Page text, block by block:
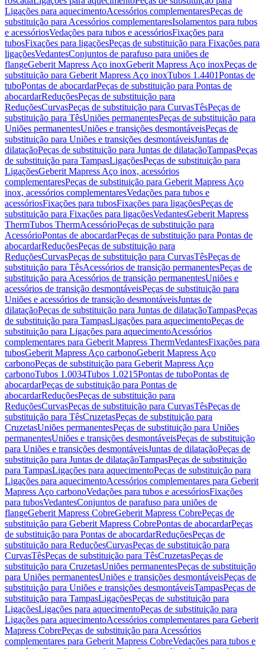
Ligações para aquecimentoAcessórios complementaresPeças de
substituição para Acessórios complementaresIsolamentos para tubos
e acessóriosVedações para tubos e acessóriosFixações para
tubosFixações para ligaçõesPeças de substituição para Fixações para
ligaçõesVedantesConjuntos de parafuso para uniões de
flangeGeberit Mapress Aço inoxGeberit Mapress Aço inoxPeças de
substituição para Geberit Mapress Aço inoxTubos 1.4401Pontas de
tuboPontas de abocardarPeças de substituição para Pontas de
abocardarReduçõesPeças de substituição para
ReduçõesCurvasPeças de substituição para CurvasTêsPeças de
substituição para TêsUniões permanentesPeças de substituição para
Uniões permanentesUniões e transições desmontáveisPeças de
substituição para Uniões e transições desmontáveisJuntas de
dilataçãoPeças de substituição para Juntas de dilataçãoTampasPeças
de substituição para TampasLigaçõesPeças de substituição para
LigaçõesGeberit Mapress Aço inox, acessórios
complementaresPeças de substituição para Geberit Mapress Aço
inox, acessórios complementaresVedações para tubos e
acessóriosFixações para tubosFixações para ligaçõesPeças de
substituição para Fixações para ligaçõesVedantesGeberit Mapress
ThermTubos ThermAcessórioPeças de substituição para
AcessórioPontas de abocardarPeças de substituição para Pontas de
abocardarReduçõesPeças de substituição para
ReduçõesCurvasPeças de substituição para CurvasTêsPeças de
substituição para TêsAcessórios de transição permanentesPeças de
substituição para Acessórios de transição permanentesUniões e
acessórios de transição desmontáveisPeças de substituição para
Uniões e acessórios de transição desmontáveisJuntas de
dilataçãoPeças de substituição para Juntas de dilataçãoTampasPeças
de substituição para TampasLigações para aquecimentoPeças de
substituição para Ligações para aquecimentoAcessórios
complementares para Geberit Mapress ThermVedantesFixações para
tubosGeberit Mapress Aço carbonoGeberit Mapress Aço
carbonoPeças de substituição para Geberit Mapress Aço
carbonoTubos 1.0034Tubos 1.0215Pontas de tuboPontas de
abocardarPeças de substituição para Pontas de
abocardarReduçõesPeças de substituição para
ReduçõesCurvasPeças de substituição para CurvasTêsPeças de
substituição para TêsCruzetasPeças de substituição para
CruzetasUniões permanentesPeças de substituição para Uniões
permanentesUniões e transições desmontáveisPeças de substituição
para Uniões e transições desmontáveisJuntas de dilataçãoPeças de
substituição para Juntas de dilataçãoTampasPeças de substituição
para TampasLigações para aquecimentoPeças de substituição para
Ligações para aquecimentoAcessórios complementares para Geberit
Mapress Aço carbonoVedações para tubos e acessóriosFixações
para tubosVedantesConjuntos de parafuso para uniões de
flangeGeberit Mapress CobreGeberit Mapress CobrePeças de
substituição para Geberit Mapress CobrePontas de abocardarPeças
de substituição para Pontas de abocardarReduçõesPeças de
substituição para ReduçõesCurvasPeças de substituição para
CurvasTêsPeças de substituição para TêsCruzetasPeças de
substituição para CruzetasUniões permanentesPeças de substituição
para Uniões permanentesUniões e transições desmontáveisPeças de
substituição para Uniões e transições desmontáveisTampasPeças de
substituição para TampasLigaçõesPeças de substituição para
LigaçõesLigações para aquecimentoPeças de substituição para
Ligações para aquecimentoAcessórios complementares para Geberit
Mapress CobrePeças de substituição para Acessórios
complementares para Geberit Mapress CobreVedações para tubos e